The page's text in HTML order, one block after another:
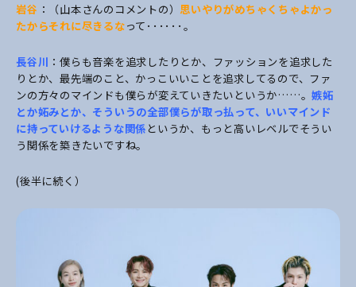
岩谷 ：（山本さんのコメントの）思いやりがめちゃくちゃよかっ
たからそれに尽きるなって･･････。
長谷川 ：僕らも音楽を追求したりとか、ファッションを追求した
りとか、最先端のこと、かっこいいことを追求してるので、ファ
ンの方々のマインドも僕らが変えていきたいというか……。嫉妬
とか妬みとか、そういうの全部僕らが取っ払って、いいマインド
に持っていけるような関係 というか、もっと高いレベルでそうい
う関係を築きたいですね。
(後半に続く）